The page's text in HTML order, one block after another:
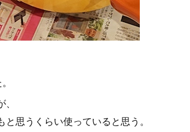
思うくらい使っていると思う。